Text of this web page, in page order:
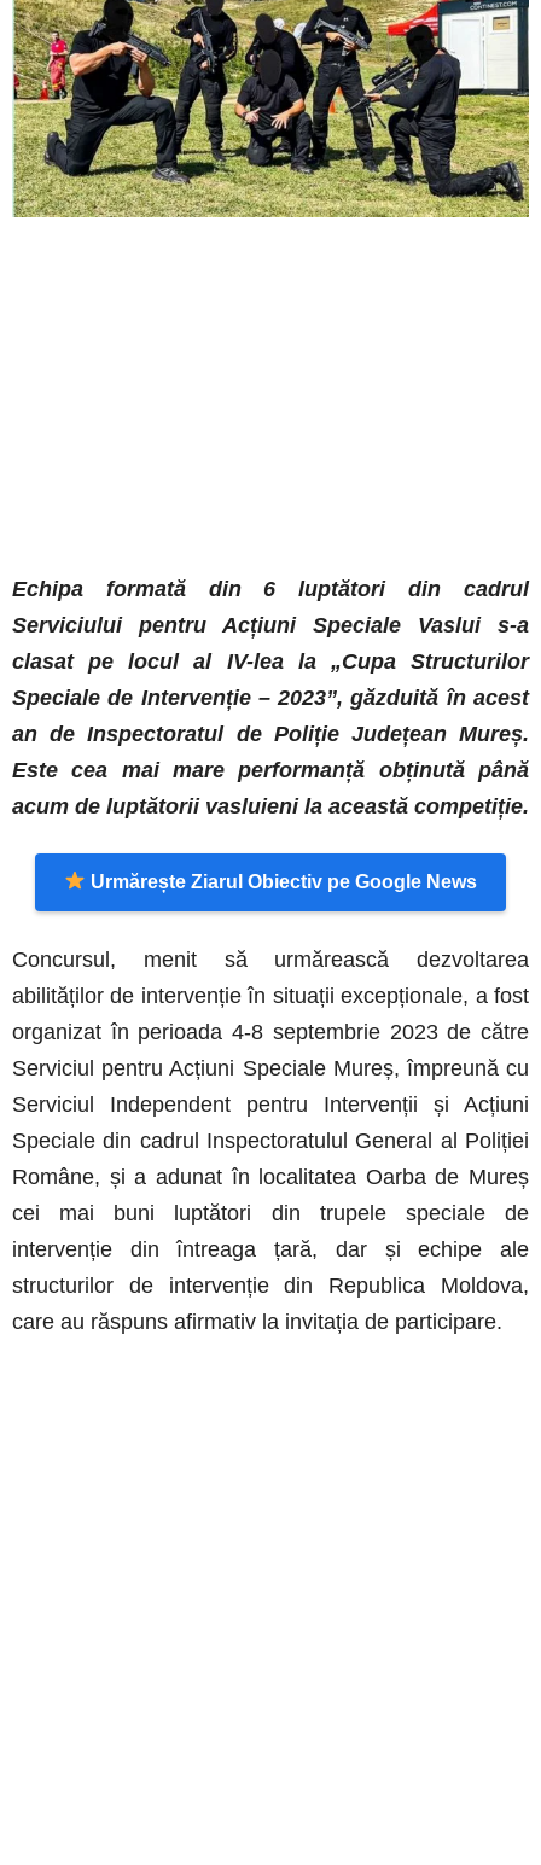
Echipa formată din 6 luptători din cadrul
Serviciului pentru Acțiuni Speciale Vaslui s-a
clasat pe locul al IV-lea la „Cupa Structurilor
Speciale de Intervenție – 2023”, găzduită în acest
an de Inspectoratul de Poliție Județean Mureș.
Este cea mai mare performanță obținută până
acum de luptătorii vasluieni la această competiție.
Urmărește Ziarul Obiectiv pe Google News
Concursul, menit să urmărească dezvoltarea
abilităților de intervenție în situații excepționale, a fost
organizat în perioada 4-8 septembrie 2023 de către
Serviciul pentru Acțiuni Speciale Mureș, împreună cu
Serviciul Independent pentru Intervenții și Acțiuni
Speciale din cadrul Inspectoratulul General al Poliției
Române, și a adunat în localitatea Oarba de Mureș
cei mai buni luptători din trupele speciale de
intervenție din întreaga țară, dar și echipe ale
structurilor de intervenție din Republica Moldova,
care au răspuns afirmativ la invitația de participare.